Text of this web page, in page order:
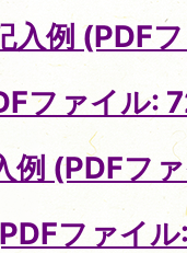
入例 (PDF
ファイル:
例 (PDFフ
ファイ